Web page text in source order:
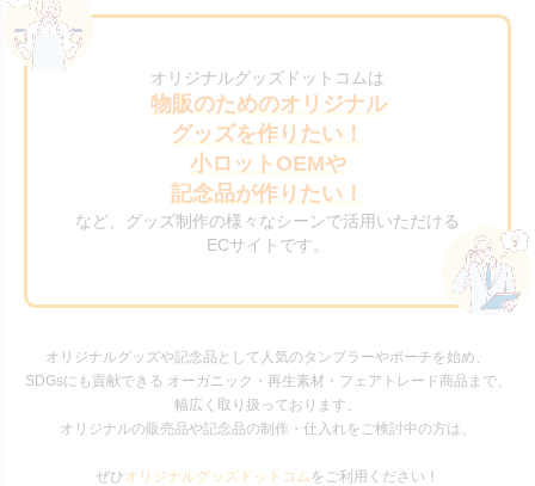
オリジナルグッズドットコムは
物販のためのオリジナル
グッズを作りたい！
小ロットOEMや
記念品が作りたい！
など、グッズ制作の様々なシーンで活用いただける
ECサイトです。
オリジナルグッズや記念品として人気のタンブラーやポーチを始め、
SDGsにも貢献できる オーガニック・再生素材・フェアトレード商品まで、
幅広く取り扱っております。
オリジナルの販売品や記念品の制作・仕入れをご検討中の方は、
ぜひオリジナルグッズドットコム をご利用ください！